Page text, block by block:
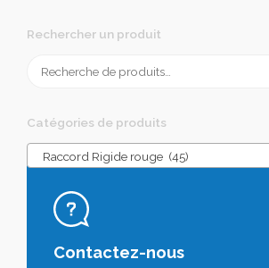
Rechercher un produit
pour :
Catégories de produits
Raccord Rigide rouge (45)
Contactez-nous